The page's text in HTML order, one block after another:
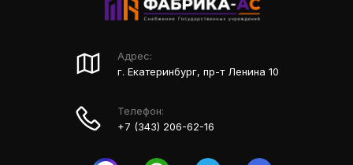
Адрес:
г. Екатеринбург, пр-т Ленина 10
Телефон:
+7 (343) 206-62-16